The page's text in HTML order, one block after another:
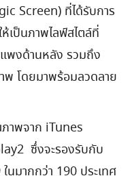
Screen) ที่ได้รับการ
เป็นภาพไลฟ์สไตล์ที่
พงด้านหลัง รวมถึง
โดยมาพร้อมลวดลาย
าพจาก iTunes
ซึ่งจะรองรับกับ
มากกว่า 190 ประเทศ